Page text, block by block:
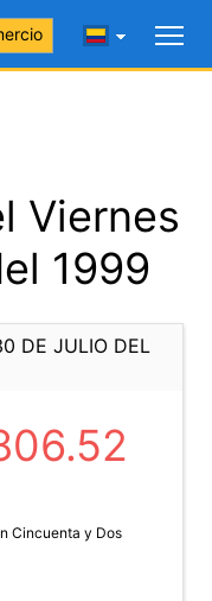
Viernes
1999
DE JULIO DEL
Cincuenta y Dos